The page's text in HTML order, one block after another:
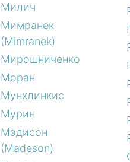
Милич
Мимранек
(Mimranek)
Мирошниченко
Моран
Мунхлинкис
Мурин
Мэдисон
(Madeson)